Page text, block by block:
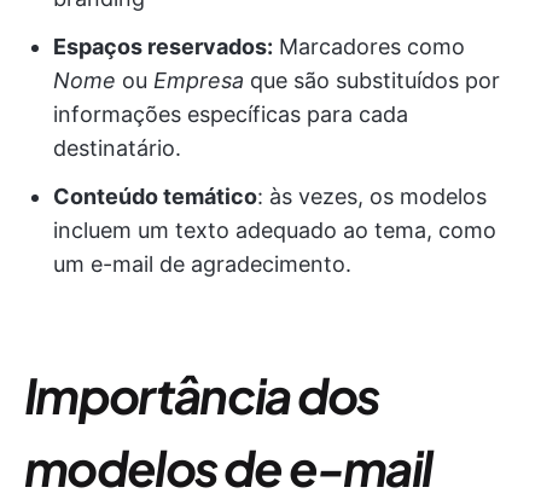
Espaços reservados: Marcadores como
Nome ou Empresa que são substituídos por
informações específicas para cada
destinatário.
Conteúdo temático: às vezes, os modelos
incluem um texto adequado ao tema, como
um e-mail de agradecimento.
Importância dos
modelos de e-mail